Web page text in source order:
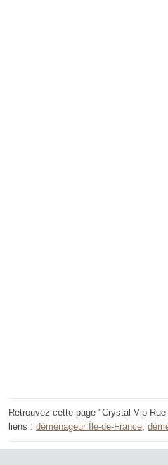
Retrouvez cette page "Crystal Vip
liens : déménageur Île-de-France